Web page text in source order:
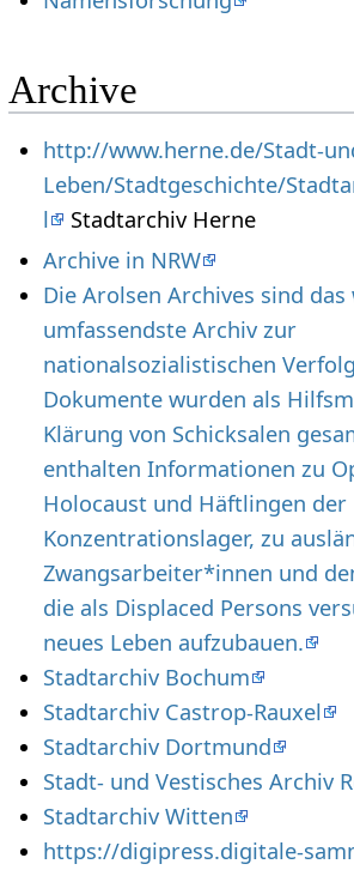
Archive
http://www.herne.de/Stadt-
Leben/Stadtgeschichte/
l
Stadtarchiv Herne
Archive in NRW
Die Arolsen Archives sind
umfassendste Archiv zur
nationalsozialistischen
Dokumente wurden als
Klärung von Schicksalen
enthalten Informationen zu
Holocaust und Häftlingen der
Konzentrationslager, zu
Zwangsarbeiter*innen und
die als Displaced Persons
neues Leben aufzubauen.
Stadtarchiv Bochum
Stadtarchiv Castrop-Rauxel
Stadtarchiv Dortmund
Stadt- und Vestisches Archiv
Stadtarchiv Witten
https://digipress.digitale-